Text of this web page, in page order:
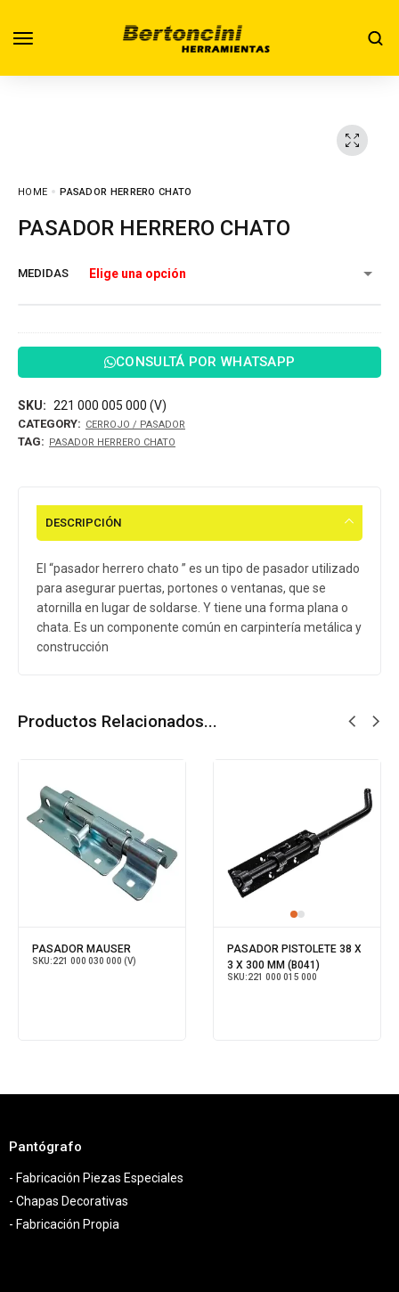
HOME PASADOR HERRERO CHATO
PASADOR HERRERO CHATO
MEDIDAS
CONSULTÁ POR WHATSAPP
SKU: 221 000 005 000 (V)
CATEGORY: CERROJO / PASADOR
TAG: PASADOR HERRERO CHATO
DESCRIPCIÓN
El “pasador herrero chato ” es un tipo de pasador utilizado
para asegurar puertas, portones o ventanas, que se
atornilla en lugar de soldarse. Y tiene una forma plana o
chata. Es un componente común en carpintería metálica y
construcción
Productos Relacionados...
PASADOR MAUSER
SKU:221 000 030 000 (V)
PASADOR PISTOLETE 38 X
3 X 300 MM (B041)
SKU:221 000 015 000
Pantógrafo
- Fabricación Piezas Especiales
- Chapas Decorativas
- Fabricación Propia